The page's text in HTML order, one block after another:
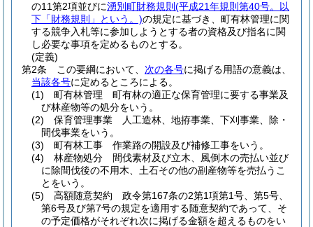
の11第2項並びに湧別町財務規則 (平成21年規則第40号。以
下「財務規則」という。)の規定に基づき、町有林管理に関
する競争入札等に参加しようとする者の資格及び指名に関
し必要な事項を定めるものとする。
(定義)
第2条
この要綱において、 次の各号に掲げる用語の意義は、
当該各号に定めるところによる。
(1)
町有林管理 町有林の適正な保育管理に要する事業及
び林産物等の処分をいう。
(2)
保育管理事業 人工造林、地拵事業、下刈事業、除・
間伐事業をいう。
(3)
町有林工事 作業路の開設及び補修工事をいう。
(4)
林産物処分 間伐素材及び立木、風倒木の売払い並び
に除間伐後の不用木、土石その他の副産物等を売払うこ
とをいう。
(5)
高額随意契約 政令第167条の2第1項第1号、第5号、
第6号及び第7号の規定を適用する随意契約であって、そ
の予定価格がそれぞれ次に掲げる金額を超えるものをい